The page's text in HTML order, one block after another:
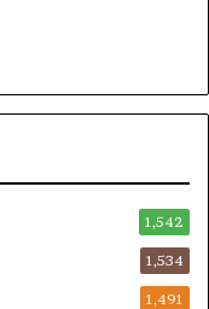
1,542
1,534
1,491